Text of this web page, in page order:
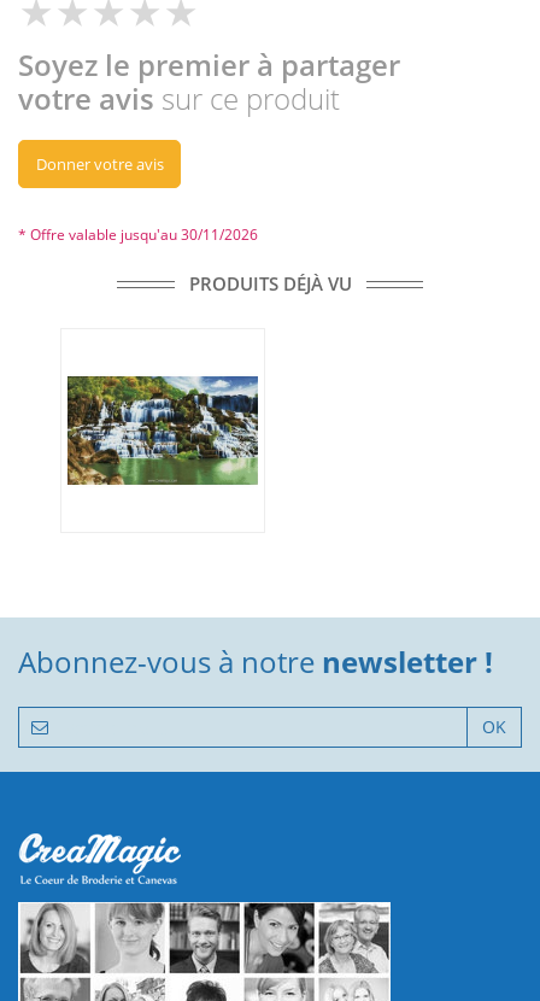
Soyez le premier à partager
votre avis sur ce produit
Donner votre avis
* Offre valable jusqu'au 30/11/2026
PRODUITS DÉJÀ VU
Abonnez-vous à notre newsletter !
OK